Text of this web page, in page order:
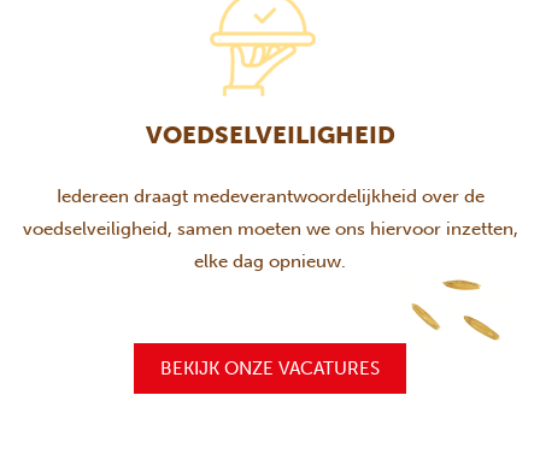
VOEDSELVEILIGHEID
Iedereen draagt medeverantwoordelijkheid over de
voedselveiligheid, samen moeten we ons hiervoor inzetten,
elke dag opnieuw.
BEKIJK ONZE VACATURES